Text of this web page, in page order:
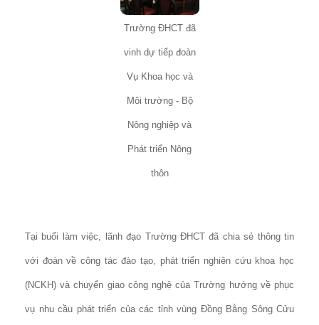
Trường ĐHCT đã
vinh dự tiếp đoàn
Vụ Khoa học và
Môi trường - Bộ
Nông nghiệp và
Phát triển Nông
thôn
Tại buổi làm việc, lãnh đạo Trường ĐHCT đã chia sẻ thông tin
với đoàn về công tác đào tạo, phát triển nghiên cứu khoa học
(NCKH) và chuyển giao công nghệ của Trường hướng về phục
vụ nhu cầu phát triển của các tỉnh vùng Đồng Bằng Sông Cửu